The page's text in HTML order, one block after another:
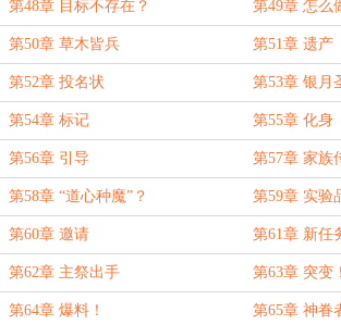
第48章 目标不存在？ 第49章 怎么
第50章 草木皆兵 第51章 遗产
第52章 投名状 第53章 银月
第54章 标记 第55章 化身
第56章 引导 第57章 家族
第58章 “道心种魔”？ 第59章 实验
第60章 邀请 第61章 新任
第62章 主祭出手 第63章 突变
域！
第64章 爆料！ 第65章 神眷